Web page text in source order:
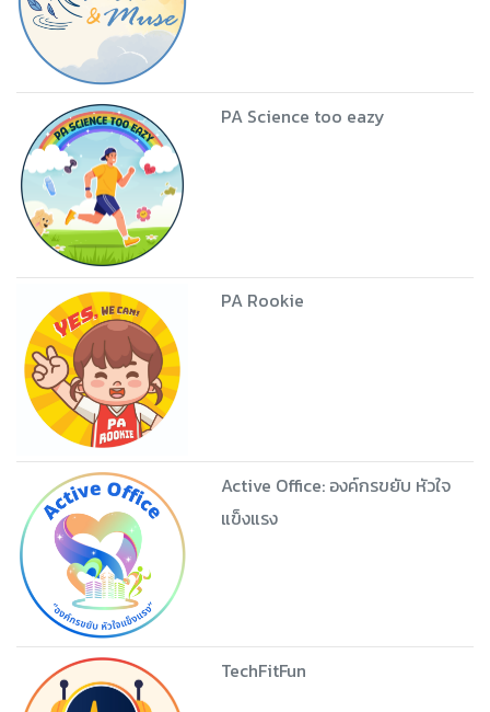
5 ชุด
Download
PA Science too eazy
PA Rookie
Active Office: องค์กรขยับ หัวใจ
แข็งแรง
TechFitFun